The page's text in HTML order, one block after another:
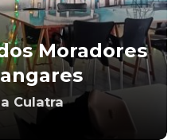
Moradores
Culatra